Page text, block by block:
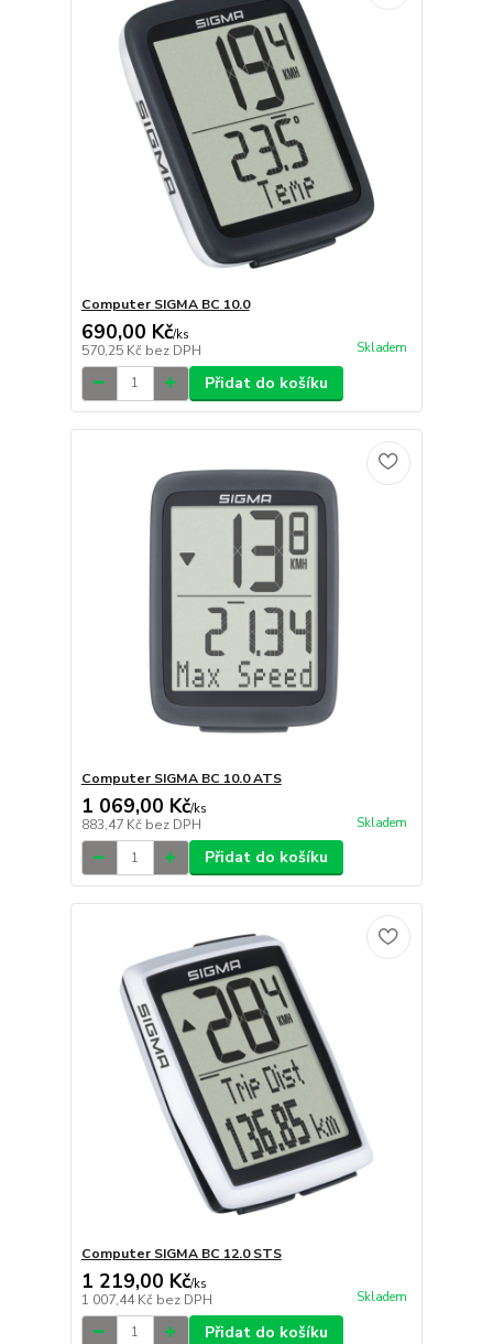
Computer SIGMA BC 10.0
690,00 Kč/ks
570,25 Kč bez DPH Skladem
Přidat do košíku
Computer SIGMA BC 10.0 ATS
1 069,00 Kč/ks
883,47 Kč bez DPH Skladem
Přidat do košíku
Computer SIGMA BC 12.0 STS
1 219,00 Kč/ks
1 007,44 Kč bez DPH Skladem
Přidat do košíku